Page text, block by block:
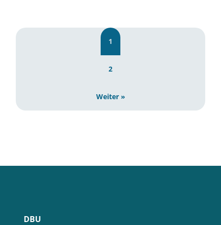
1
2
Weiter »
DBU